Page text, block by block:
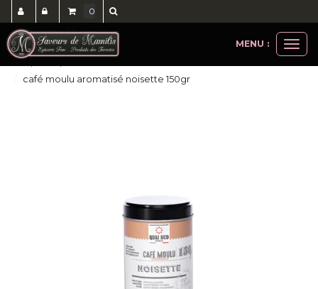
le
MENU :
thés, cafés, accessoires
café moulu aromatisé noisette 150gr
0